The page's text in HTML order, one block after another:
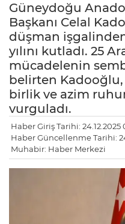
Güneydoğu
Başkanı Celal
düşman
yılını kutladı. 25
mücadelenin
belirten
birlik ve azim
vurguladı.
Haber Giriş Tarihi: 24.12.2025
Haber Güncellenme Tarihi:
Muhabir: Haber Merkezi